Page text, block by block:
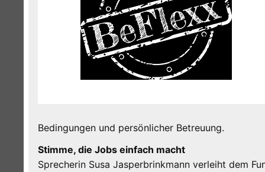
Bedingungen und persönlicher Betreuung.
Stimme, die Jobs einfach macht
Sprecherin Susa Jasperbrinkmann verleiht dem